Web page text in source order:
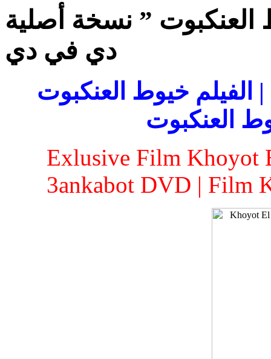
العنكبوت ” نسخة أصلية
دي في دي
الفيلم خيوط العنكبوت
العنكبوت
Exlusive Film Khoyot
3ankabot DVD | Film